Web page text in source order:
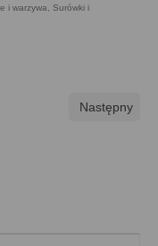
i warzywa, Surówki i
Następny